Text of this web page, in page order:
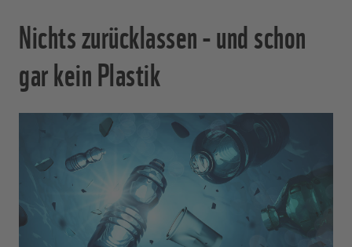
Nichts zurücklassen - und schon
gar kein Plastik